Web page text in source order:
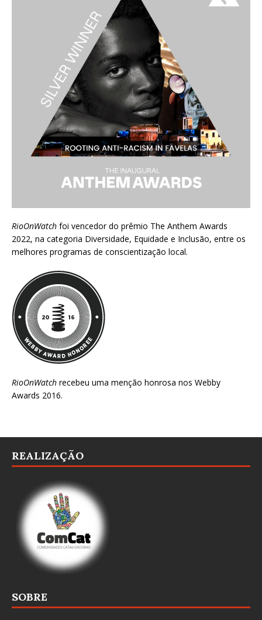
RioOnWatch foi vencedor do prêmio The Anthem Awards
2022, na categoria Diversidade, Equidade e Inclusão, entre os
melhores programas de conscientização local.
RioOnWatch recebeu uma menção honrosa nos Webby
Awards 2016.
REALIZAÇÃO
SOBRE